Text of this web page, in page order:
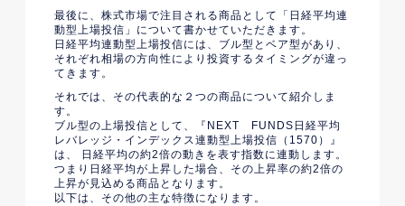
最後に、株式市場で注目される商品として「日経平均連
動型上場投信」について書かせていただきます。
日経平均連動型上場投信には、ブル型とベア型があり、
それぞれ相場の方向性により投資するタイミングが違っ
てきます。
それでは、その代表的な２つの商品について紹介しま
す。
ブル型の上場投信として、『NEXT FUNDS日経平均
レバレッジ・インデックス連動型上場投信（1570）』
は、 日経平均の約2倍の動きを表す指数に連動します。
つまり日経平均が上昇した場合、その上昇率の約2倍の
上昇が見込める商品となります。
以下は、その他の主な特徴になります。